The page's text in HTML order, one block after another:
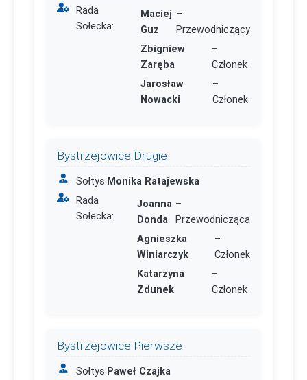
Rada
Sołecka:
Maciej
Guz
–
Przewodniczący
Zbigniew
Zaręba
–
Członek
Jarosław
Nowacki
–
Członek
Bystrzejowice Drugie
Sołtys:Monika Ratajewska
Rada
Sołecka:
Joanna
Donda
–
Przewodnicząca
Agnieszka
Winiarczyk
–
Członek
Katarzyna
Zdunek
–
Członek
Bystrzejowice Pierwsze
Sołtys:Paweł Czajka